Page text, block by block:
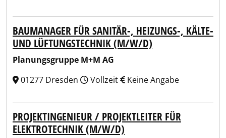
BAUMANAGER FÜR SANITÄR-, HEIZUNGS-, KÄLTE-
UND LÜFTUNGSTECHNIK (M/W/D)
Planungsgruppe M+M AG
01277 Dresden
Vollzeit Keine Angabe
PROJEKTINGENIEUR / PROJEKTLEITER FÜR
ELEKTROTECHNIK (M/W/D)